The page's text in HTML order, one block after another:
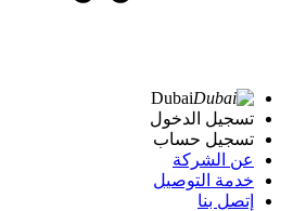
Dubai
تسجيل الدخول
تسجيل حساب
عن الشركة
خدمة التوصيل
إتصل بنا